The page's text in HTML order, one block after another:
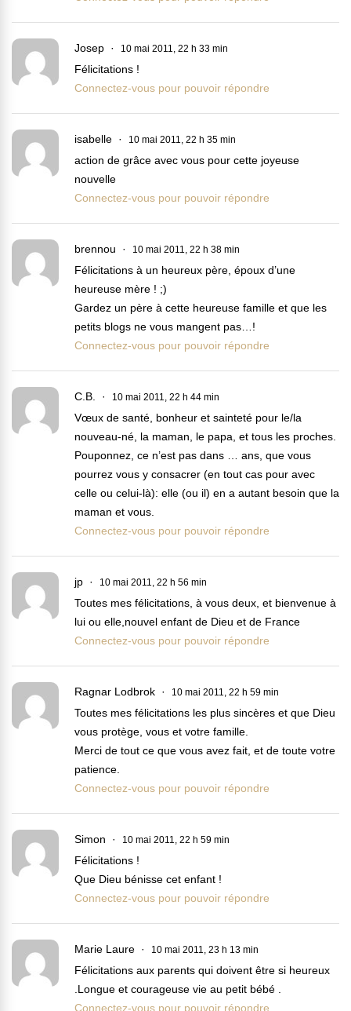
Josep 10 mai 2011, 22 h 33 min
Félicitations !
Connectez-vous pour pouvoir répondre
isabelle 10 mai 2011, 22 h 35 min
action de grâce avec vous pour cette joyeuse
nouvelle
Connectez-vous pour pouvoir répondre
brennou 10 mai 2011, 22 h 38 min
Félicitations à un heureux père, époux d’une
heureuse mère ! ;)
Gardez un père à cette heureuse famille et que les
petits blogs ne vous mangent pas…!
Connectez-vous pour pouvoir répondre
C.B. 10 mai 2011, 22 h 44 min
Vœux de santé, bonheur et sainteté pour le/la
nouveau-né, la maman, le papa, et tous les proches.
Pouponnez, ce n’est pas dans … ans, que vous
pourrez vous y consacrer (en tout cas pour avec
celle ou celui-là): elle (ou il) en a autant besoin que la
maman et vous.
Connectez-vous pour pouvoir répondre
jp 10 mai 2011, 22 h 56 min
Toutes mes félicitations, à vous deux, et bienvenue à
lui ou elle,nouvel enfant de Dieu et de France
Connectez-vous pour pouvoir répondre
Ragnar Lodbrok 10 mai 2011, 22 h 59 min
Toutes mes félicitations les plus sincères et que Dieu
vous protège, vous et votre famille.
Merci de tout ce que vous avez fait, et de toute votre
patience.
Connectez-vous pour pouvoir répondre
Simon 10 mai 2011, 22 h 59 min
Félicitations !
Que Dieu bénisse cet enfant !
Connectez-vous pour pouvoir répondre
Marie Laure 10 mai 2011, 23 h 13 min
Félicitations aux parents qui doivent être si heureux
.Longue et courageuse vie au petit bébé .
Connectez-vous pour pouvoir répondre